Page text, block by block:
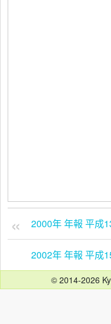
2000年 年報 平成
2002年 年報 平成
© 2014-2026